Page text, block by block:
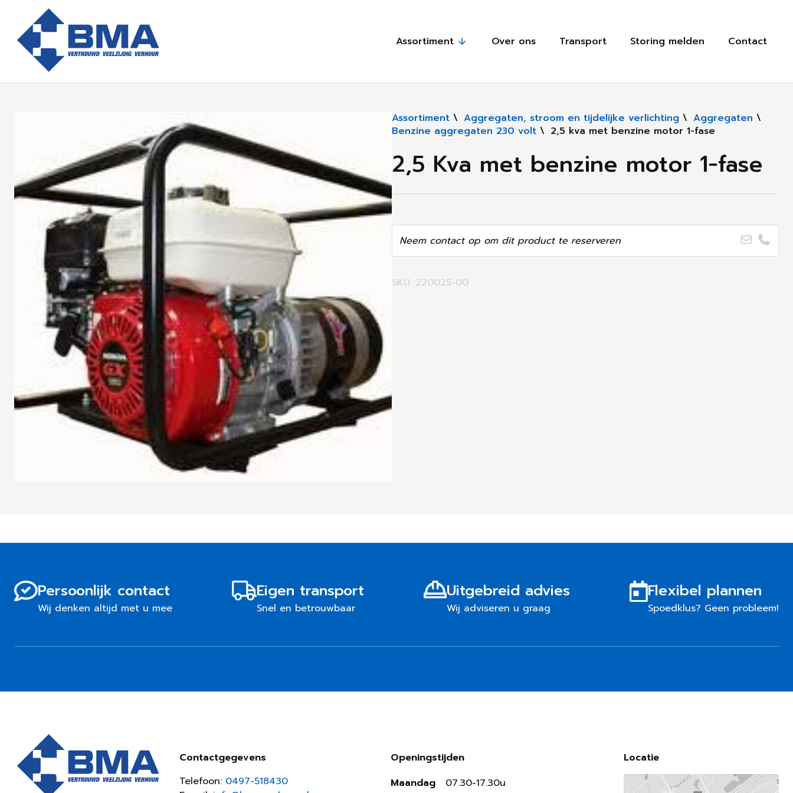
Assortiment Over ons Transport Storing melden Contact
Assortiment \ Aggregaten, stroom en tijdelijke verlichting \ Aggregaten \
Benzine aggregaten 230 volt \ 2,5 kva met benzine motor 1-fase
2,5 Kva met benzine motor 1-fase
Neem contact op om dit product te reserveren
SKU: 220025-00
Persoonlijk contact
Wij denken altijd met u mee
Eigen transport
Snel en betrouwbaar
Uitgebreid advies
Wij adviseren u graag
Flexibel plannen
Spoedklus? Geen probleem!
Contactgegevens
Telefoon: 0497-518430
Openingstijden
Maandag
07.30-17.30u
Locatie